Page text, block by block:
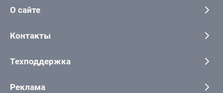
О сайте
Контакты
Техподдержка
Реклама